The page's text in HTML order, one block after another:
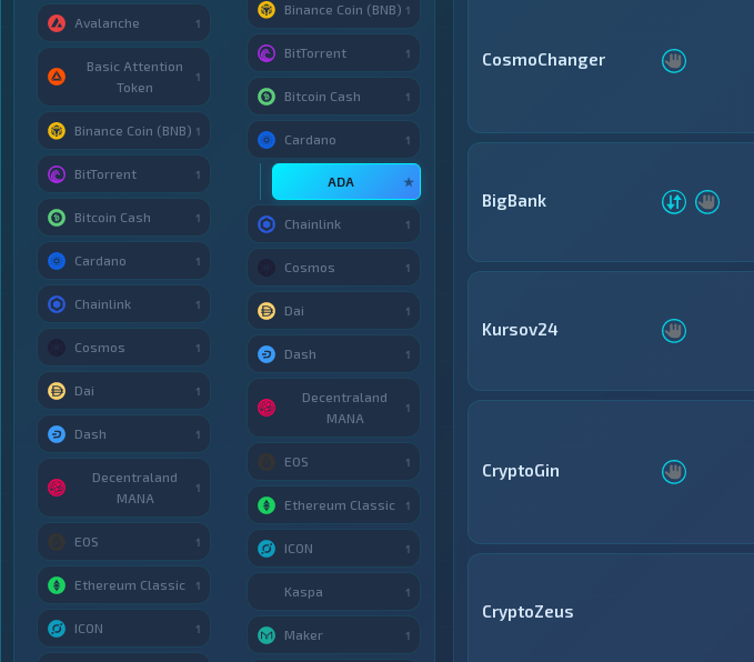
CosmoChanger
BigBank
Kursov24
CryptoGin
CryptoZeus
Avalanche 1
Basic Attention
Token
1
Binance Coin (BNB) 1
BitTorrent 1
Bitcoin Cash 1
Cardano 1
Chainlink 1
Cosmos 1
Dai 1
Dash 1
Decentraland
MANA
1
EOS 1
Ethereum Classic 1
ICON 1
Binance Coin (BNB) 1
BitTorrent 1
Bitcoin Cash 1
Cardano 1
ADA ★
Chainlink 1
Cosmos 1
Dai 1
Dash 1
Decentraland
MANA
1
EOS 1
Ethereum Classic 1
ICON 1
Kaspa 1
Maker 1